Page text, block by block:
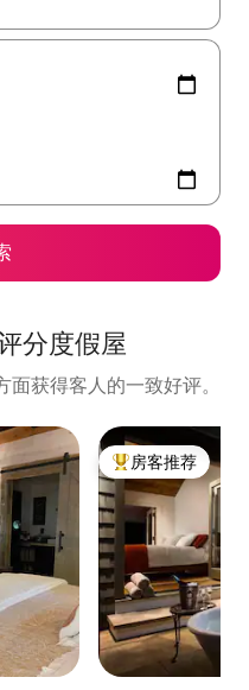
分度假屋
获得客人的一致好评。
热门「房客推荐」
房客推荐